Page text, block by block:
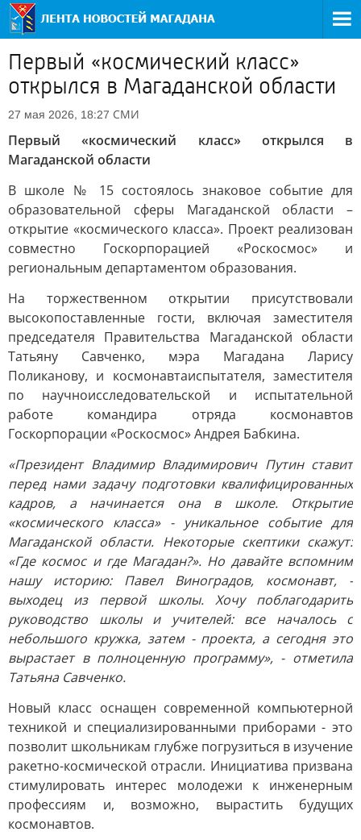
Первый «космический класс»
открылся в Магаданской области
27 мая 2026, 18:27 СМИ
Первый «космический класс» открылся в
Магаданской области
В школе № 15 состоялось знаковое событие для
образовательной сферы Магаданской области –
открытие «космического класса». Проект реализован
совместно Госкорпорацией «Роскосмос» и
региональным департаментом образования.
На торжественном открытии присутствовали
высокопоставленные гости, включая заместителя
председателя Правительства Магаданской области
Татьяну Савченко, мэра Магадана Ларису
Поликанову, и космонавтаиспытателя, заместителя
по научноисследовательской и испытательной
работе командира отряда космонавтов
Госкорпорации «Роскосмос» Андрея Бабкина.
«Президент Владимир Владимирович Путин ставит
перед нами задачу подготовки квалифицированных
кадров, а начинается она в школе. Открытие
«космического класса» - уникальное событие для
Магаданской области. Некоторые скептики скажут:
«Где космос и где Магадан?». Но давайте вспомним
нашу историю: Павел Виноградов, космонавт, -
выходец из первой школы. Хочу поблагодарить
руководство школы и учителей: все началось с
небольшого кружка, затем - проекта, а сегодня это
вырастает в полноценную программу», - отметила
Татьяна Савченко.
Новый класс оснащен современной компьютерной
техникой и специализированными приборами - это
позволит школьникам глубже погрузиться в изучение
ракетно-космической отрасли. Инициатива призвана
стимулировать интерес молодежи к инженерным
профессиям и, возможно, вырастить будущих
космонавтов.